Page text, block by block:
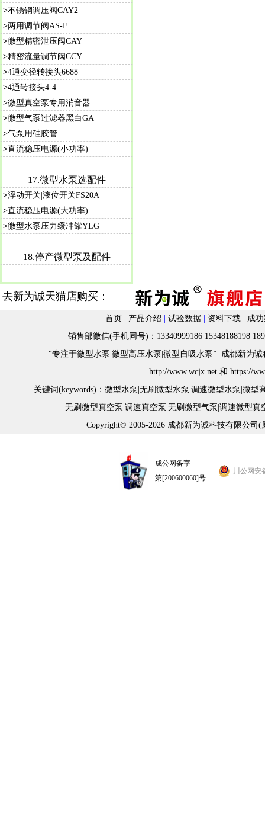
>不锈钢调压阀CAY2
>两用调节阀AS-F
>微型精密泄压阀CAY
>精密流量调节阀CCY
>4通变径转接头6688
>4通转接头4-4
>微型真空泵专用消音器
>微型气泵过滤器黑白GA
>气泵用硅胶管
>直流稳压电源(小功率)
17.微型水泵选配件
>浮动开关|液位开关FS20A
>直流稳压电源(大功率)
>微型水泵压力缓冲罐YLG
18.停产微型泵及配件
去新为诚天猫店购买：
首页 产品介绍 试验数据 资料下载
成
销售部微信(手机同号)：13340999186 15348188198
“专注于微型水泵|微型高压水泵|微型自吸水泵” 成都新为
http://www.wcjx.net 和 https://
关键词(keywords)： 微型水泵 无刷微型水泵 调速微型水泵 微型
无刷微型真空泵 调速真空泵 无刷微型气泵 调速微型真
Copyright© 2005-2026 成都新为诚科技有限公司
成公网备字
第[200600060]号
川公网安